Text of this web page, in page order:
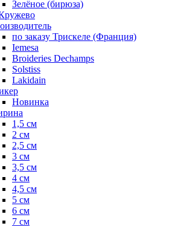
Зелёное (бирюза)
по заказу Трискеле (Франция)
Iemesa
Broideries Dechamps
Solstiss
Lakidain
Новинка
1,5 см
2 см
2,5 см
3 см
3,5 см
4 см
4,5 см
5 см
6 см
7 см